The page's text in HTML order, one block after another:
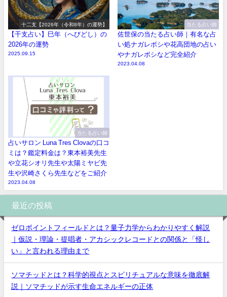
十二支【2026年（令和8年）の運勢】
【干支占い】巳年（へびどし）の
2026年の運勢
2025.09.15
当たる占い師
佐世保の当たる占い師｜有名な占
い処ナガレボシや花高団地の占い
やナガレボシなど完全紹介
2023.04.08
当たる占い師
占いサロン Luna Tres Clovaの口コ
ミは？鑑定料金は？東本裕美先生
や立花シオリ先生や太陽ミヤビ先
生や沢崎さくら先生などをご紹介
2023.04.08
最近の投稿
ゼロポイントフィールドとは？量子力学からわかりやすく解説
｜仮説・理論・提唱者・アカシックレコードとの関係と「怪し
い」と言われる理由まで
ソマチッドとは？科学的視点とスピリチュアルな意味を徹底解
説｜ソマチッドが示す生命エネルギーの正体